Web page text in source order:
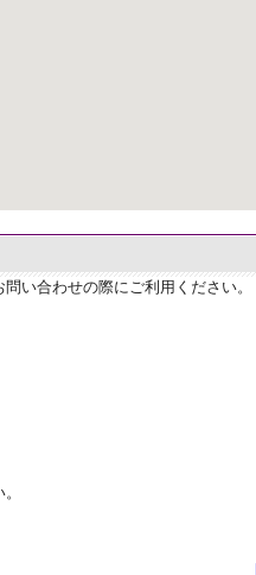
い合わせの際にご利用ください。